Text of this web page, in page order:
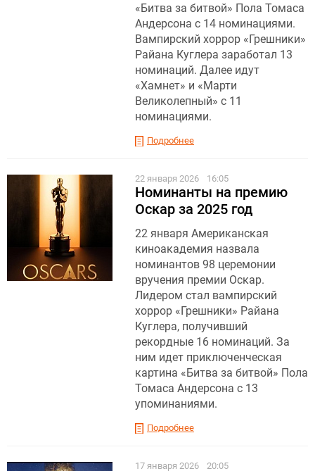
«Битва за битвой» Пола Томаса
Андерсона с 14 номинациями.
Вампирский хоррор «Грешники»
Райана Куглера заработал 13
номинаций. Далее идут
«Хамнет» и «Марти
Великолепный» с 11
номинациями.
Подробнее
22 января 2026 16:05
Номинанты на премию
Оскар за 2025 год
22 января Американская
киноакадемия назвала
номинантов 98 церемонии
вручения премии Оскар.
Лидером стал вампирский
хоррор «Грешники» Райана
Куглера, получивший
рекордные 16 номинаций. За
ним идет приключенческая
картина «Битва за битвой» Пола
Томаса Андерсона с 13
упоминаниями.
Подробнее
17 января 2026 20:05